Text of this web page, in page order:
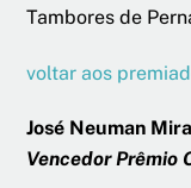
Tambores de
voltar aos
José Neuman
Vencedor Prêmio